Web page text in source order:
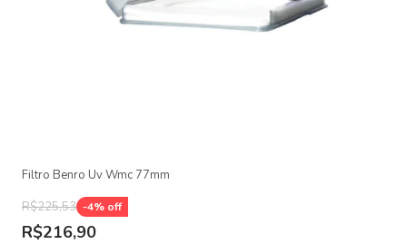
Filtro Benro Uv Wmc 77mm
R$225,53 -4% off
R$216,90